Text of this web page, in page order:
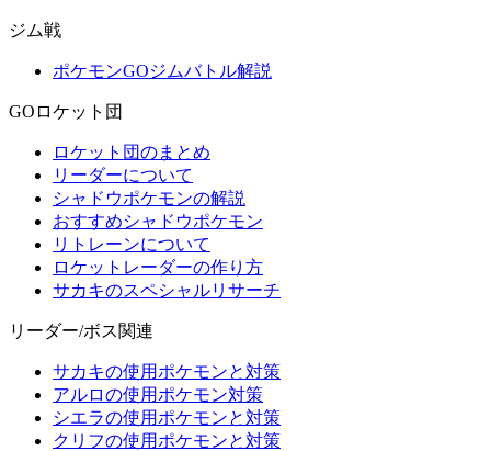
ジム戦
ポケモンGOジムバトル解説
GOロケット団
ロケット団のまとめ
リーダーについて
シャドウポケモンの解説
おすすめシャドウポケモン
リトレーンについて
ロケットレーダーの作り方
サカキのスペシャルリサーチ
リーダー/ボス関連
サカキの使用ポケモンと対策
アルロの使用ポケモン対策
シエラの使用ポケモンと対策
クリフの使用ポケモンと対策